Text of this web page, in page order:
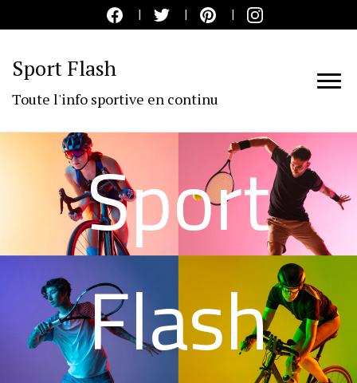
Sport Flash
Toute l'info sportive en continu
Sport
Flash